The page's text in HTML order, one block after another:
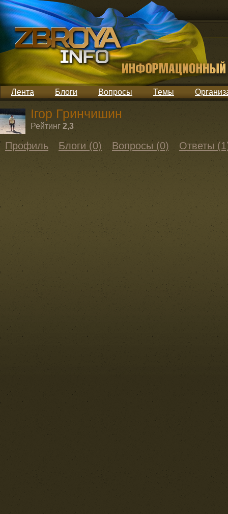
Лента Блоги Вопросы Темы
Ігор Гринчишин
Рейтинг 2,3
Профиль Блоги (0) Вопросы (0) Ответы